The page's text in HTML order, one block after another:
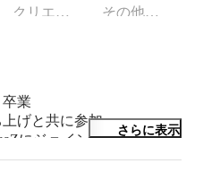
クリエイティブディレクター その他デザイナー
業
げと共に参加
にジョイン
名カップルYouTuberのコン
さらに表示